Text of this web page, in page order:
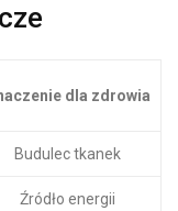
dla zdrowia
Budulec tkanek
Źródło energii